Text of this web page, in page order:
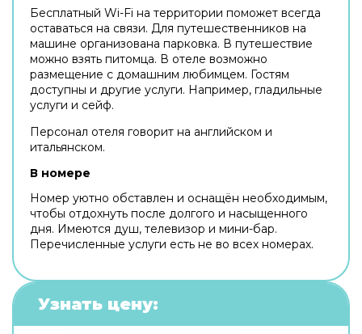
Бесплатный Wi-Fi на территории поможет всегда
оставаться на связи. Для путешественников на
машине организована парковка. В путешествие
можно взять питомца. В отеле возможно
размещение с домашним любимцем. Гостям
доступны и другие услуги. Например, гладильные
услуги и сейф.
Персонал отеля говорит на английском и
итальянском.
В номере
Номер уютно обставлен и оснащён необходимым,
чтобы отдохнуть после долгого и насыщенного
дня. Имеются душ, телевизор и мини-бар.
Перечисленные услуги есть не во всех номерах.
Узнать цену: